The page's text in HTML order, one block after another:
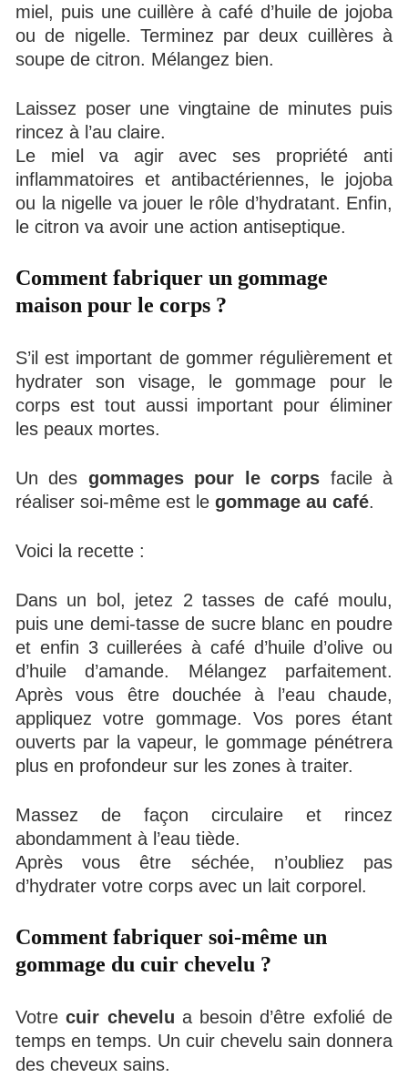
miel, puis une cuillère à café d’huile de jojoba
ou de nigelle. Terminez par deux cuillères à
soupe de citron. Mélangez bien.
Laissez poser une vingtaine de minutes puis
rincez à l’au claire.
Le miel va agir avec ses propriété anti
inflammatoires et antibactériennes, le jojoba
ou la nigelle va jouer le rôle d’hydratant. Enfin,
le citron va avoir une action antiseptique.
Comment fabriquer un gommage
maison pour le corps ?
S’il est important de gommer régulièrement et
hydrater son visage, le gommage pour le
corps est tout aussi important pour éliminer
les peaux mortes.
Un des gommages pour le corps facile à
réaliser soi-même est le gommage au café.
Voici la recette :
Dans un bol, jetez 2 tasses de café moulu,
puis une demi-tasse de sucre blanc en poudre
et enfin 3 cuillerées à café d’huile d’olive ou
d’huile d’amande. Mélangez parfaitement.
Après vous être douchée à l’eau chaude,
appliquez votre gommage. Vos pores étant
ouverts par la vapeur, le gommage pénétrera
plus en profondeur sur les zones à traiter.
Massez de façon circulaire et rincez
abondamment à l’eau tiède.
Après vous être séchée, n’oubliez pas
d’hydrater votre corps avec un lait corporel.
Comment fabriquer soi-même un
gommage du cuir chevelu ?
Votrecuir chevelu a besoin d’être exfolié de
temps en temps. Un cuir chevelu sain donnera
des cheveux sains.